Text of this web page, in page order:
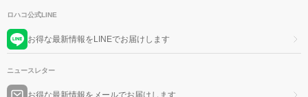
ロハコ公式LINE
お得な最新情報をLINEでお届けします
ニュースレター
お得な最新情報をメールでお届けします